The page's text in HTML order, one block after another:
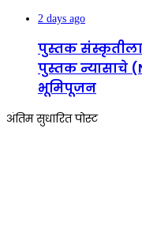
2 days ago
पुस्तक संस्कृतीला
पुस्तक न्यासाचे
भूमिपूजन
अंतिम सुधारित पोस्ट